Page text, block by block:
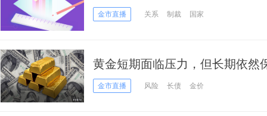
金市直播 关系 制裁 国家
黄金短期面临压力，但长期依然
金市直播 风险 长债 金价